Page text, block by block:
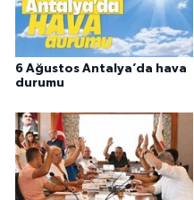
6 Ağustos Antalya’da hava
durumu